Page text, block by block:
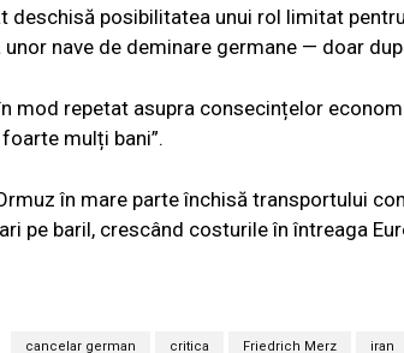
deschisă posibilitatea unui rol limitat
nave de deminare germane — doar
mod repetat asupra consecințelor
mulți bani”.
în mare parte închisă transportului
pe baril, crescând costurile în întreaga
cancelar german critica Friedrich Merz iran